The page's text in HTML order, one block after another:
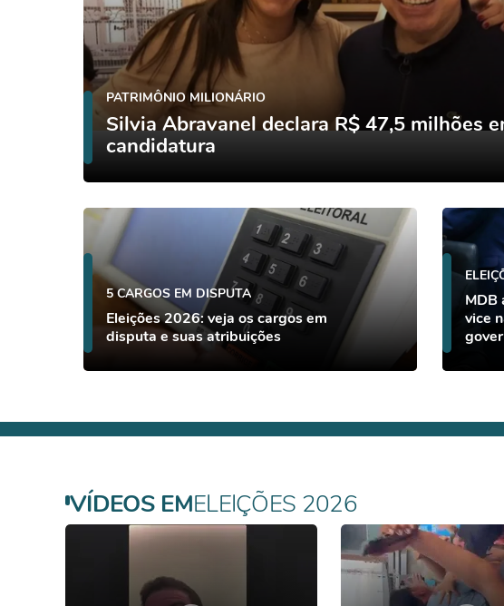
PATRIMÔNIO MILIONÁRIO
Silvia Abravanel declara R$ 47,5 milhões
candidatura
5 CARGOS EM DISPUTA
Eleições 2026: veja os cargos em
disputa e suas atribuições
MDB
vice
VÍDEOS EMELEIÇÕES 2026